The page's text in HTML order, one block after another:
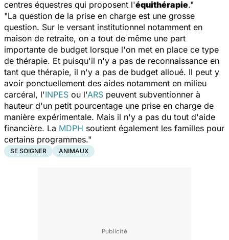
centres équestres qui proposent l'équithérapie."
"La question de la prise en charge est une grosse
question. Sur le versant institutionnel notamment en
maison de retraite, on a tout de même une part
importante de budget lorsque l'on met en place ce type
de thérapie. Et puisqu'il n'y a pas de reconnaissance en
tant que thérapie, il n'y a pas de budget alloué. Il peut y
avoir ponctuellement des aides notamment en milieu
carcéral, l'INPES ou l'ARS peuvent subventionner à
hauteur d'un petit pourcentage une prise en charge de
manière expérimentale. Mais il n'y a pas du tout d'aide
financière. La MDPH soutient également les familles pour
certains programmes."
SE SOIGNER ANIMAUX